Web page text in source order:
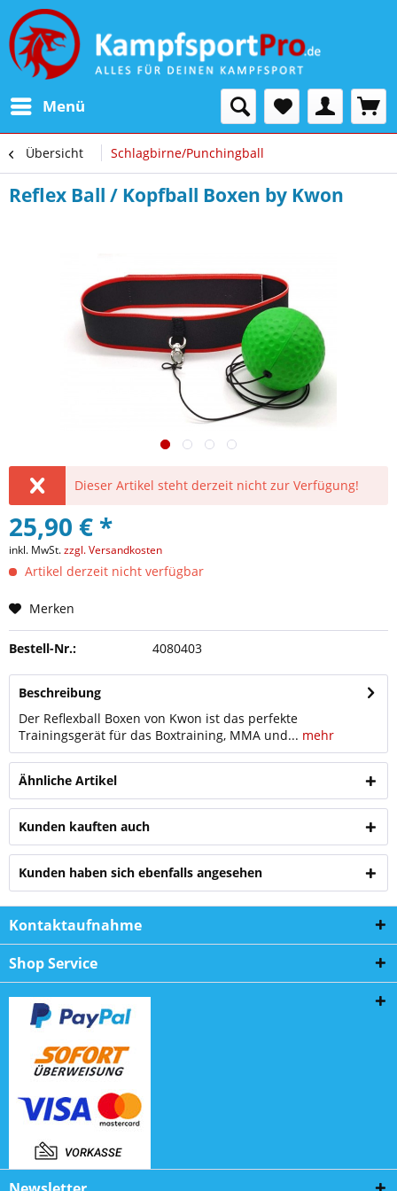
Menü
Übersicht Schlagbirne/Punchingball
Reflex Ball / Kopfball Boxen by Kwon
Dieser Artikel steht derzeit nicht zur Verfügung!
25,90 € *
inkl. MwSt.zzgl. Versandkosten
Artikel derzeit nicht verfügbar
Merken
Bestell-Nr.: 4080403
Beschreibung
Der Reflexball Boxen von Kwon ist das perfekte
Trainingsgerät für das Boxtraining, MMA und... mehr
Ähnliche Artikel
Kunden kauften auch
Kunden haben sich ebenfalls angesehen
Kontaktaufnahme
Shop Service